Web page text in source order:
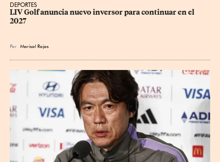
DEPORTES
LIV Golf anuncia nuevo inversor para continuar en el
2027
Por Marisol Rojas